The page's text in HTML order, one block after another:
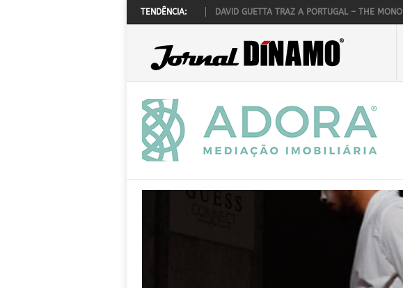
TENDÊNCIA:
‘N’ LAW REALIZA-SE A 1 DE OUTUBRO DAVID GUETTA TRAZ A PORTUGAL – THE MONOLITH